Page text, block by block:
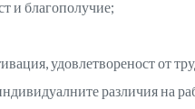
и благополучие;
удовлетвореност от
различия на